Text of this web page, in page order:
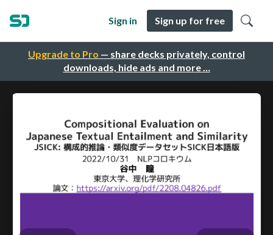
Upgrade to Pro — share decks privately, control
downloads, hide ads and more …
Sign in Sign up for free